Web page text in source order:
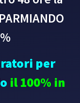
per
il 100% in